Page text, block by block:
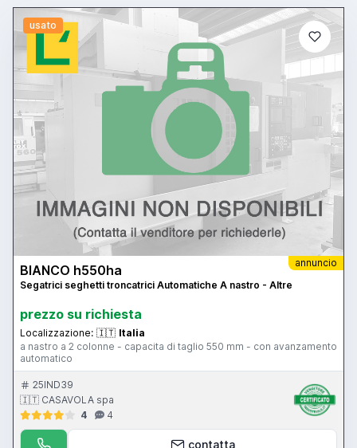
usato
annuncio
BIANCO h550ha
Segatrici seghetti troncatrici Automatiche A nastro - Altre
prezzo su richiesta
Localizzazione: 🇮🇹 Italia
a nastro a 2 colonne - capacita di taglio 550 mm - con avanzamento
automatico
25IND39
🇮🇹 CASAVOLA spa
4
4
contatta